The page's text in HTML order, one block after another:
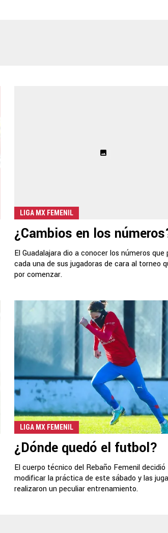
LIGA MX FEMENIL
¿Cambios en los
El Guadalajara dio a conocer los números que
cada una de sus jugadoras de cara al torneo
por comenzar.
LIGA MX FEMENIL
¿Dónde quedó el futbol?
El cuerpo técnico del Rebaño Femenil decidió
modificar la práctica de este sábado y las
realizaron un peculiar entrenamiento.